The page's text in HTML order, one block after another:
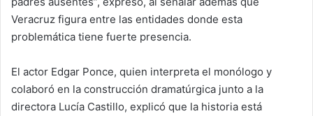
Veracruz figura entre las entidades donde esta
problemática tiene fuerte presencia.
El actor Edgar Ponce, quien interpreta el monólogo y
colaboró en la construcción dramatúrgica junto a la
directora Lucía Castillo, explicó que la historia está